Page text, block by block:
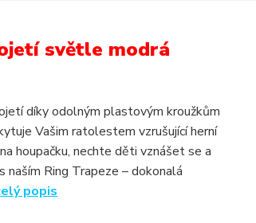
světle modrá
díky odolným plastovým kroužkům
Vašim ratolestem vzrušující herní
houpačku, nechte děti vznášet se a
Ring Trapeze – dokonalá
popis